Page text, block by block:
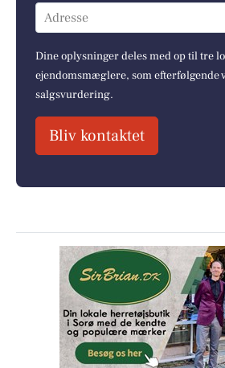
Adresse
Dine oplysninger deles med op til tre
ejendomsmæglere, som efterfølgende
salgsvurdering.
Bliv kontaktet